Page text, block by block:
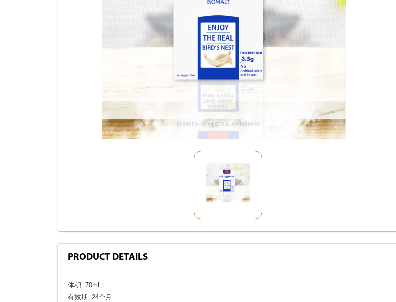
PRODUCT DETAILS
体积: 70ml
有效期: 24个月